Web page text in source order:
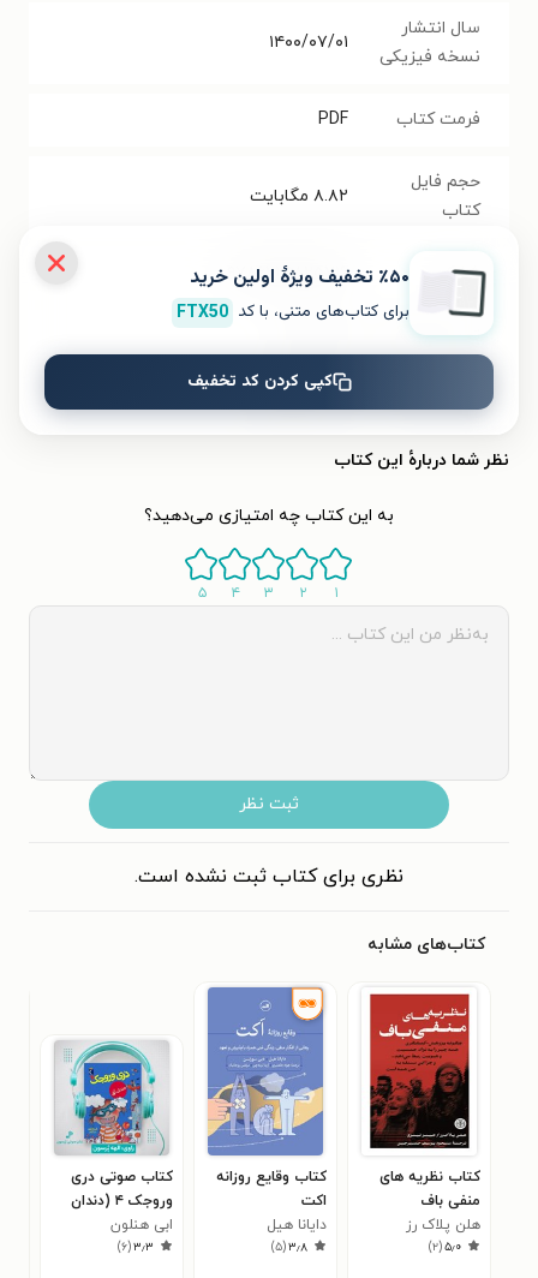
سال انتشار
نسخه فیزیکی
۱۴۰۰/۰۷/۰۱
فرمت کتاب PDF
حجم فایل
کتاب
۸.۸۲ مگابایت
شابک ۹۷۸۶۲۲۹۸۲۵۷۱۶
تعداد صفحه‌ها
۷۰۰۰۰
نظر شما دربارهٔ این کتاب
به این کتاب چه امتیازی می‌دهید؟
۱ ۲ ۳ ۴ ۵
ثبت نظر
نظری برای کتاب ثبت نشده است.
کتاب‌های مشابه
کتاب نظریه های
منفی باف
هلن پلاک رز
۵٫۰(۲)
کتاب وقایع روزانه
اکت
دایانا هیل
۳٫۸(۵)
کتاب صوتی دری
وروجک ۴ (دندان
لق)
ابی هنلون
۳٫۳(۶)
٪۵۰ تخفیف ویژۀ اولین خرید
برای کتاب‌های متنی، با کد FTX50
کپی کردن کد تخفیف